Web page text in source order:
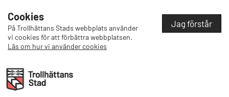
Cookies
På Trollhättans Stads webbplats använder
vi cookies för att förbättra webbplatsen.
Läs om hur vi använder cookies
Jag förstår